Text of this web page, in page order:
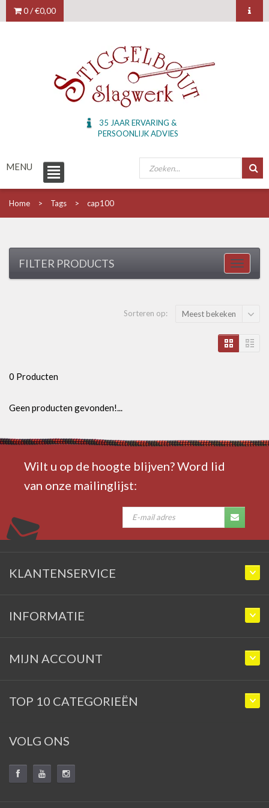
0 /€0,00
35 JAAR ERVARING &
PERSOONLIJK ADVIES
MENU
Home Tags cap100
FILTER PRODUCTS
Sorteren op: Meest bekeken
0 Producten
Geen producten gevonden!...
Wilt u op de hoogte blijven? Word lid
van onze mailinglijst:
KLANTENSERVICE
INFORMATIE
MIJN ACCOUNT
TOP 10 CATEGORIEËN
VOLG ONS